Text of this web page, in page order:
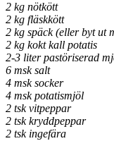
2 kg nötkött
2 kg fläskkött
2 kg späck (eller byt ut
2 kg kokt kall potatis
2-3 liter pastöriserad
6 msk salt
4 msk socker
4 msk potatismjöl
2 tsk vitpeppar
2 tsk kryddpeppar
2 tsk ingefära